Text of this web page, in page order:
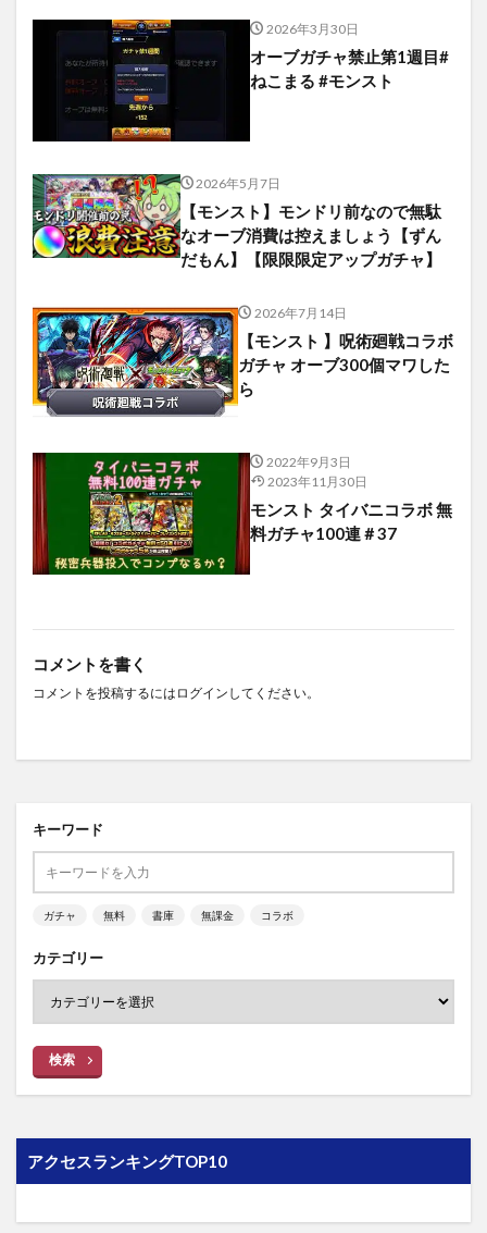
2026年3月30日
オーブガチャ禁止第1週目#
ねこまる #モンスト
2026年5月7日
【モンスト】モンドリ前なので無駄
なオーブ消費は控えましょう【ずん
だもん】【限限限定アップガチャ】
2026年7月14日
【モンスト 】呪術廻戦コラボ
ガチャ オーブ300個マワした
ら
2022年9月3日
2023年11月30日
モンスト タイバニコラボ 無
料ガチャ100連＃37
コメントを書く
コメントを投稿するには ログイン してください。
キーワード
ガチャ 無料 書庫 無課金 コラボ
カテゴリー
検索
アクセスランキングTOP10